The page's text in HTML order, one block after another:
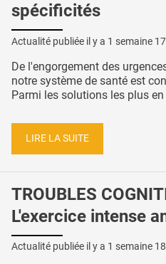
spécificités
Actualité publiée il y a 1 semaine
De l'engorgement des
notre système de santé est
Parmi les solutions les plus en
LIRE LA SUITE
TROUBLES
L'exercice intense
Actualité publiée il y a 1 semaine